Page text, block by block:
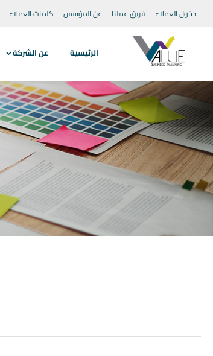
دخول العملاء فريق عملنا عن المؤسس كلمات العملاء
الرئيسية عن الشركة